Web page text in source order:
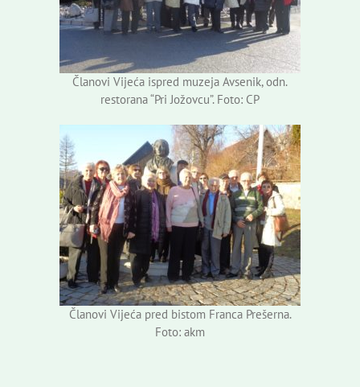
Članovi Vijeća ispred muzeja Avsenik, odn.
restorana “Pri Jožovcu”. Foto: CP
Članovi Vijeća pred bistom Franca Prešerna.
Foto: akm